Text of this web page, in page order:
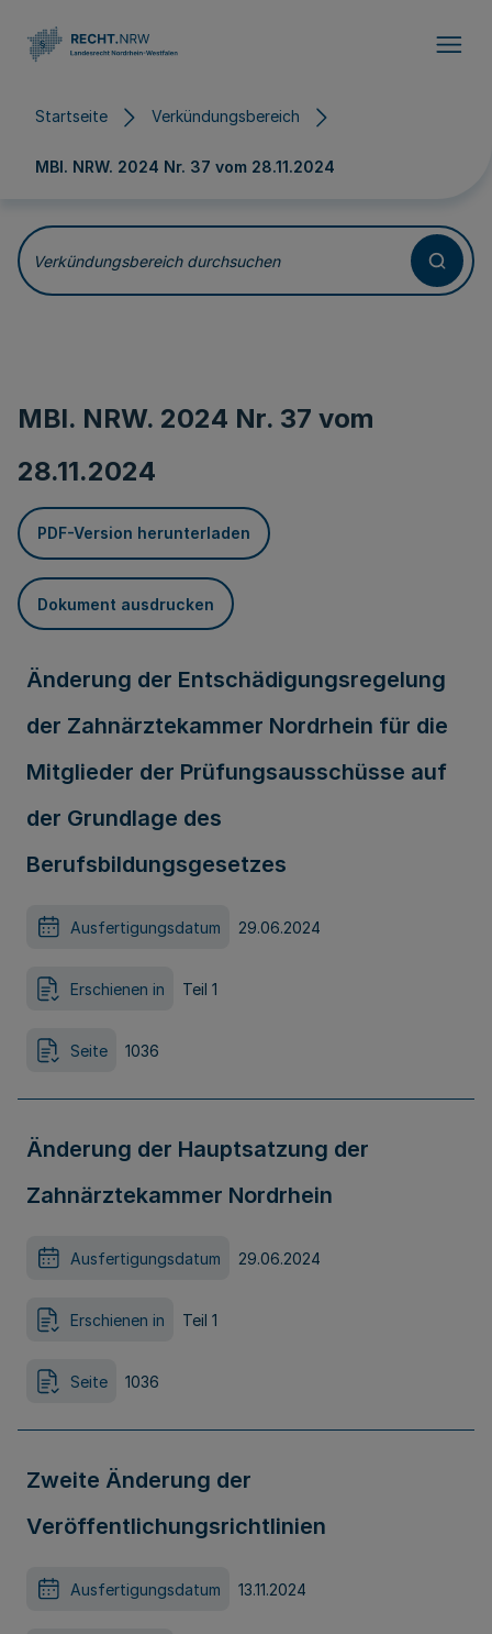
Startseite Verkündungsbereich
MBl. NRW. 2024 Nr. 37 vom 28.11.2024
Verkündungsbereich durchsuchen
MBl. NRW. 2024 Nr. 37 vom
28.11.2024
PDF-Version herunterladen
Dokument ausdrucken
Änderung der Entschädigungsregelung
der Zahnärztekammer Nordrhein für die
Mitglieder der Prüfungsausschüsse auf
der Grundlage des
Berufsbildungsgesetzes
Ausfertigungsdatum 29.06.2024
Erschienen in Teil 1
Seite 1036
Änderung der Hauptsatzung der
Zahnärztekammer Nordrhein
Ausfertigungsdatum 29.06.2024
Erschienen in Teil 1
Seite 1036
Zweite Änderung der
Veröffentlichungsrichtlinien
Ausfertigungsdatum 13.11.2024